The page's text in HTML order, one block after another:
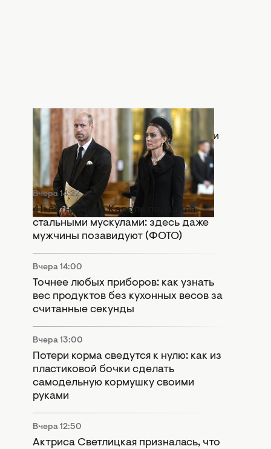
Вчера 15:55
Раскол в монархии: Кейт Миддлтон и
принц Уильям попали в громкий
скандал
Вчера 14:22
41-летняя Тина Кароль поразила
стальными мускулами: здесь даже
мужчины позавидуют (ФОТО)
Вчера 14:00
Точнее любых приборов: как узнать
вес продуктов без кухонных весов за
считанные секунды
Вчера 13:00
Потери корма сведутся к нулю: как из
пластиковой бочки сделать
самодельную кормушку своими
руками
Вчера 12:50
Актриса Светлицкая призналась, что